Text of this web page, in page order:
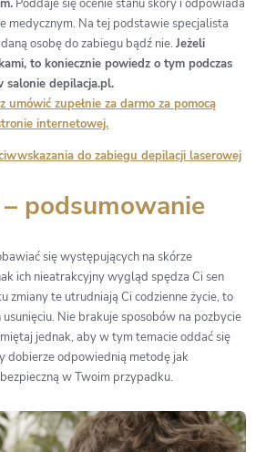
Poddaje się ocenie stanu skóry i odpowiada
medycznym. Na tej podstawie specjalista
osobę do zabiegu bądź nie.Jeżeli
to koniecznie powiedz o tym podczas
depilacja.pl.
umówić zupełnie za darmo za pomocą
internetowej.
do zabiegu depilacji laserowej
podsumowanie
się występujących na skórze
ich nieatrakcyjny wygląd spędza Ci sen
zmiany te utrudniają Ci codzienne życie, to
Nie brakuje sposobów na pozbycie
jednak, aby w tym temacie oddać się
dobierze odpowiednią metodę jak
w Twoim przypadku.